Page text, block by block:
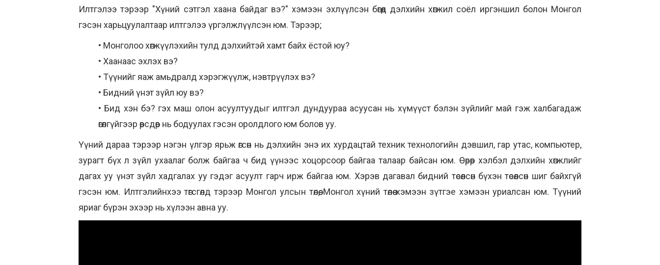
Илтгэлээ тэрээр "Хүний сэтгэл хаана байдаг вэ?" хэмээн эхлүүлсэн бөгөөд дэлхийн хөгжил соёл иргэншил болон Монгол
гэсэн харьцуулалтаар илтгэлээ үргэлжлүүлсэн юм. Тэрээр;
• Монголоо хөгжүүлэхийн тулд дэлхийтэй хамт байх ёстой юу?
• Хаанаас эхлэх вэ?
• Tүүнийг яаж амьдралд хэрэгжүүлж, нэвтрүүлэх вэ?
• Бидний үнэт зүйл юу вэ?
• Бид хэн бэ? гэх маш олон асуултуудыг илтгэл дундуураа асуусан нь хүмүүст бэлэн зүйлийг май гэж халбагадаж
өгөлгүйгээр өөрсдөөр нь бодуулах гэсэн оролдлого юм болов уу.
Үүний дараа тэрээр нэгэн үлгэр ярьж өгсөн нь дэлхийн энэ их хурдацтай техник технологийн дэвшил, гар утас, компьютер,
зурагт бүх л зүйл ухаалаг болж байгаа ч бид үүнээс хоцорсоор байгаа талаар байсан юм. Өөрөөр хэлбэл дэлхийн хөгжлийг
дагах уу үнэт зүйл хадгалах уу гэдэг асуулт гарч ирж байгаа юм. Хэрэв дагавал бидний төсөөлсөн бүхэн төсөөлсөн шиг байхгүй
гэсэн юм. Илтгэлийнхээ төгсгөлд тэрээр Монгол улсын төлөө, Монгол хүний төлөө хэмээн зүтгэе хэмээн уриалсан юм. Түүний
яриаг бүрэн эхээр нь хүлээн авна уу.